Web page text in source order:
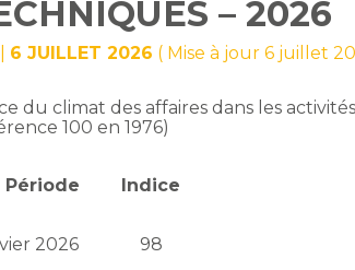
– 2026
6 JUILLET 2026 ( Mise à jour 6 juillet
du climat des affaires dans les
100 en 1976)
Période Indice
2026 98